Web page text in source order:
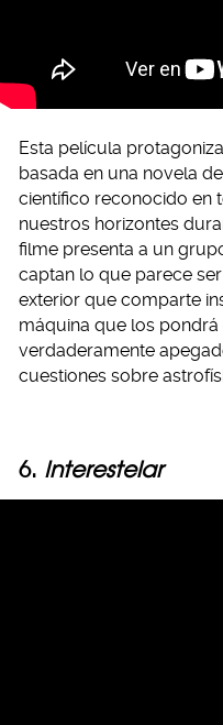
Esta película
basada en una novela
científico reconocido en
nuestros horizontes
filme presenta a un
captan lo que parece
exterior que comparte
máquina que los
verdaderamente
cuestiones sobre
6. Interestelar